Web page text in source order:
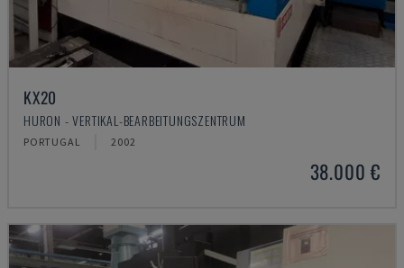
KX20
HURON - VERTIKAL-BEARBEITUNGSZENTRUM
PORTUGAL 2002
38.000 €